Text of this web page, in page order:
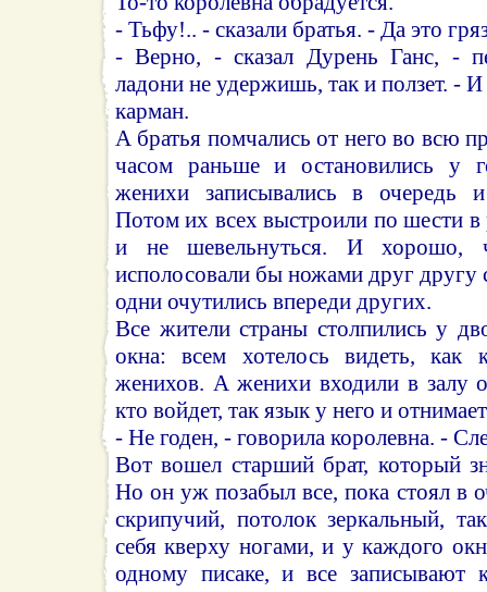
- Тьфу!.. - сказали братья. - Да это
- Верно, - сказал Дурень Ганс, -
ладони не удержишь, так и ползет. -
карман.
А братья помчались от него во всю
часом раньше и остановились у
женихи записывались в очередь
Потом их всех выстроили по шести в
и не шевельнуться. И
исполосовали бы ножами друг другу
одни очутились впереди других.
Все жители страны столпились у
окна: всем хотелось видеть, как
женихов. А женихи входили в залу
кто войдет, так язык у него и
- Не годен, - говорила королевна. -
Вот вошел старший брат, который
Но он уж позабыл все, пока стоял в
скрипучий, потолок зеркальный,
себя кверху ногами, и у каждого
одному писаке, и все записывают